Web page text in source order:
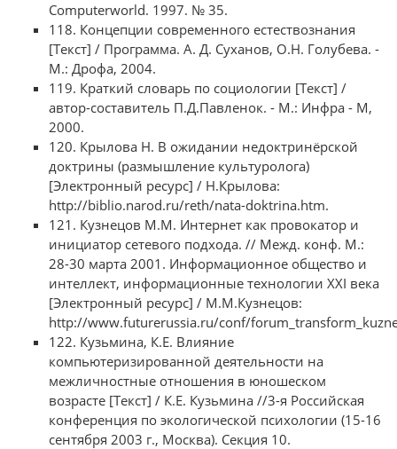
Computerworld. 1997. № 35.
118. Концепции современного естествознания
[Текст] / Программа. А. Д. Суханов, О.Н. Голубева. -
М.: Дрофа, 2004.
119. Краткий словарь по социологии [Текст] /
автор-составитель П.Д.Павленок. - М.: Инфра - М,
2000.
120. Крылова Н. В ожидании недоктринёрской
доктрины (размышление культуролога)
[Электронный ресурс] / Н.Крылова:
http://biblio.narod.ru/reth/nata-doktrina.htm.
121. Кузнецов М.М. Интернет как провокатор и
инициатор сетевого подхода. // Межд. конф. М.:
28-30 марта 2001. Информационное общество и
интеллект, информационные технологии XXI века
[Электронный ресурс] / М.М.Кузнецов:
http://www.futurerussia.ru/conf/
122. Кузьмина, К.Е. Влияние
компьютеризированной деятельности на
межличностные отношения в юношеском
возрасте [Текст] / К.Е. Кузьмина //3-я Российская
конференция по экологической психологии (15-16
сентября 2003 г., Москва). Секция 10.